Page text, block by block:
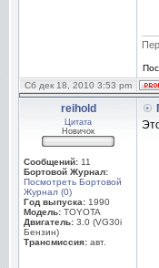
Сб дек 18, 2010 3:53 pm
reihold
Цитата
Новичок
Сообщений: 11
Бортовой Журнал:
Посмотреть Бортовой
Журнал (0)
Год выпуска: 1990
Модель: TOYOTA
Двигатель: 3.0 (VG30i
Бензин)
Трансмиссия: авт.